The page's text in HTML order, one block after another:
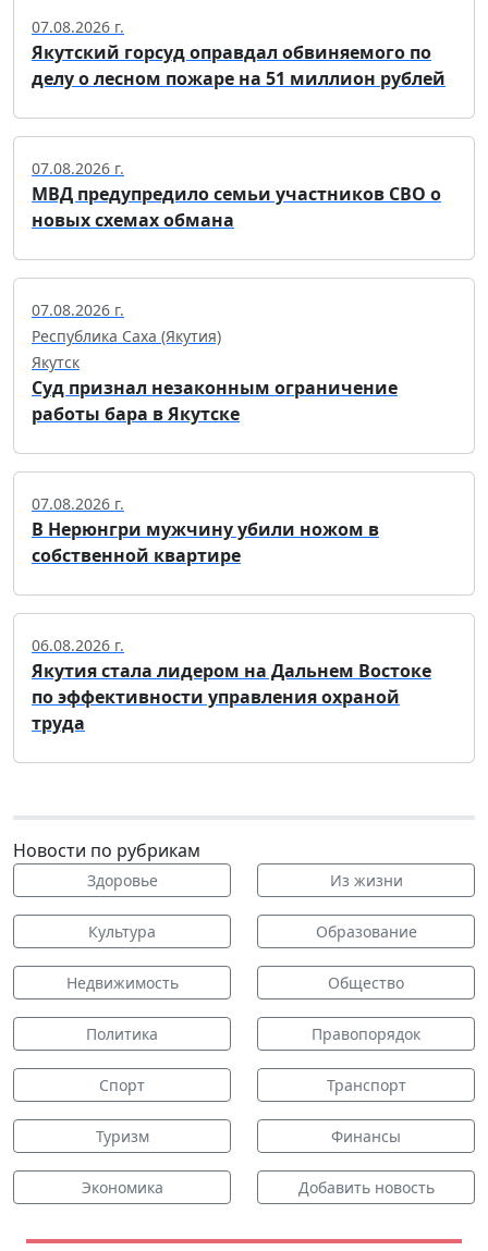
07.08.2026 г.
Якутский горсуд оправдал обвиняемого по
делу о лесном пожаре на 51 миллион рублей
07.08.2026 г.
МВД предупредило семьи участников СВО о
новых схемах обмана
07.08.2026 г.
Республика Саха (Якутия)
Якутск
Суд признал незаконным ограничение
работы бара в Якутске
07.08.2026 г.
В Нерюнгри мужчину убили ножом в
собственной квартире
06.08.2026 г.
Якутия стала лидером на Дальнем Востоке
по эффективности управления охраной
труда
Новости по рубрикам
Здоровье Из жизни
Культура Образование
Недвижимость Общество
Политика Правопорядок
Спорт Транспорт
Туризм Финансы
Экономика Добавить новость